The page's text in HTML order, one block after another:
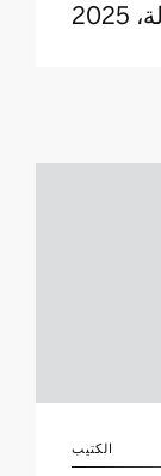
الكتيب